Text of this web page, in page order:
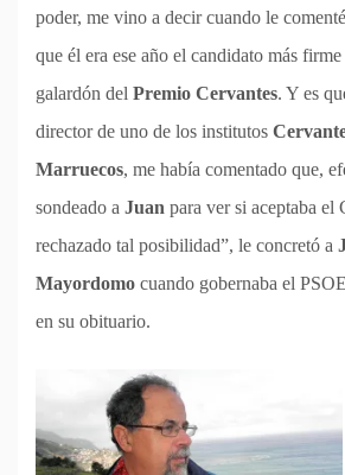
poder, me vino a decir cuando le
que él era ese año el candidato más
galardón del Premio Cervantes. Y es
director de uno de los institutos
Marruecos, me había comentado que,
sondeado a Juan para ver si aceptaba el
rechazado tal posibilidad”, le concretó a
Mayordomo cuando gobernaba el
en su obituario.